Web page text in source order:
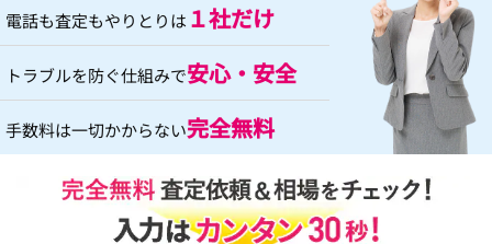
電話も査定もやりとりは １社だけ
トラブルを防ぐ仕組みで安心・安全
手数料は一切かからない完全無料